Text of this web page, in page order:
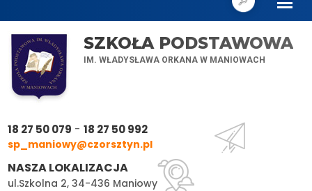
SZKOŁA PODSTAWOWA
IM. WŁADYSŁAWA ORKANA W MANIOWACH
18 27 50 079 -18 27 50 992
sp_maniowy@czorsztyn.pl
NASZA LOKALIZACJA
ul.Szkolna 2, 34-436 Maniowy